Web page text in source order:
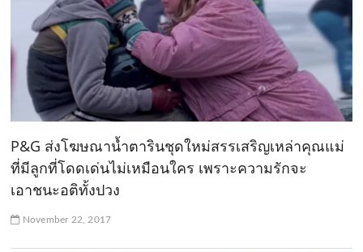
P&G ส่งโฆษณาน้ำตารินชุดใหม่สรรเสริญเหล่าคุณแม่
ที่มีลูกที่โดดเด่นไม่เหมือนใคร เพราะความรักจะ
เอาชนะอติทั้งปวง
November 22, 2017